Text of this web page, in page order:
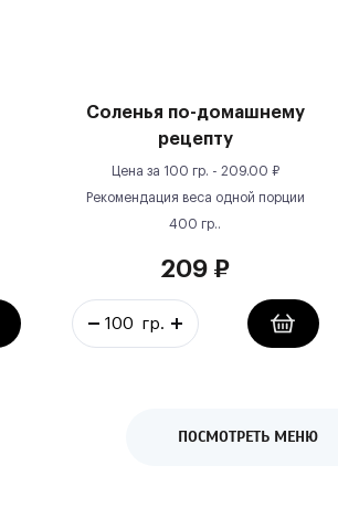
Соленья по-домашнему
рецепту
Цена за 100 гр. - 209.00 ₽
Рекомендация веса одной порции
400 гр..
209 ₽
ПОСМОТРЕТЬ МЕНЮ